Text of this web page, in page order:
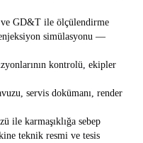
GD&T ile ölçülendirme
simülasyonu —
kontrolü, ekipler
servis dokümanı, render
ile karmaşıklığa sebep
teknik resmi ve tesis